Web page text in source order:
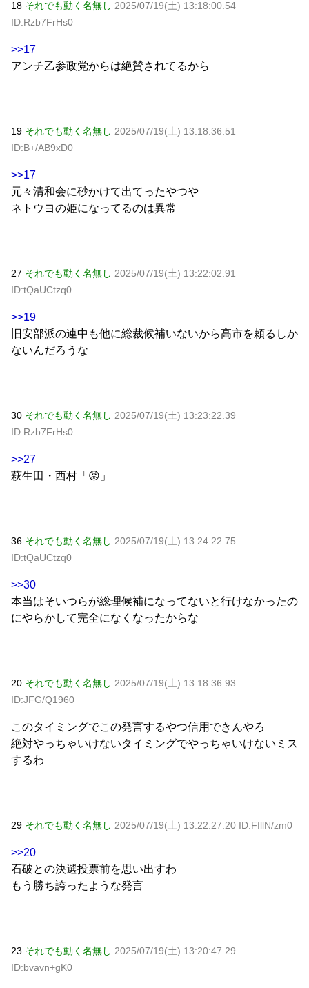
18 それでも動く名無し 2025/07/19(土) 13:18:00.54
ID:Rzb7FrHs0
>>17
アンチ乙参政党からは絶賛されてるから
19 それでも動く名無し 2025/07/19(土) 13:18:36.51
ID:B+/AB9xD0
>>17
元々清和会に砂かけて出てったやつや
ネトウヨの姫になってるのは異常
27 それでも動く名無し 2025/07/19(土) 13:22:02.91
ID:tQaUCtzq0
>>19
旧安部派の連中も他に総裁候補いないから高市を頼るしか
ないんだろうな
30 それでも動く名無し 2025/07/19(土) 13:23:22.39
ID:Rzb7FrHs0
>>27
萩生田・西村「😡」
36 それでも動く名無し 2025/07/19(土) 13:24:22.75
ID:tQaUCtzq0
>>30
本当はそいつらが総理候補になってないと行けなかったの
にやらかして完全になくなったからな
20 それでも動く名無し 2025/07/19(土) 13:18:36.93
ID:JFG/Q1960
このタイミングでこの発言するやつ信用できんやろ
絶対やっちゃいけないタイミングでやっちゃいけないミス
するわ
29 それでも動く名無し 2025/07/19(土) 13:22:27.20 ID:FfllN/zm0
>>20
石破との決選投票前を思い出すわ
もう勝ち誇ったような発言
23 それでも動く名無し 2025/07/19(土) 13:20:47.29
ID:bvavn+gK0